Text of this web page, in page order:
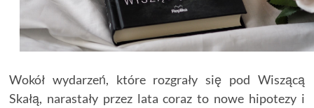
Wokół wydarzeń, które rozgrały się pod Wiszącą
Skałą, narastały przez lata coraz to nowe hipotezy i